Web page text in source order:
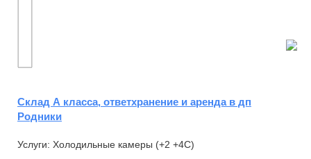
Cклад А класса, ответхранение и аренда в дп
Родники
Услуги: Холодильные камеры (+2 +4С)